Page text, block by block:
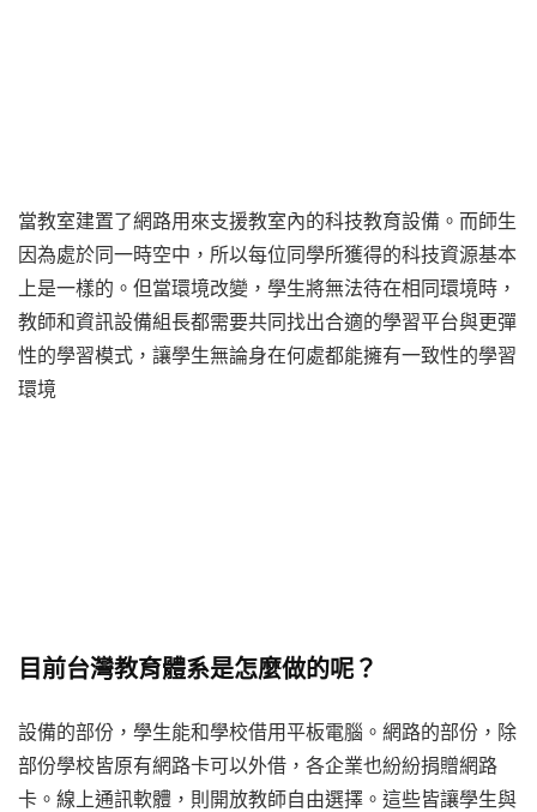
當教室建置了網路用來支援教室內的科技教育設備。而師生
因為處於同一時空中，所以每位同學所獲得的科技資源基本
上是一樣的。但當環境改變，學生將無法待在相同環境時，
教師和資訊設備組長都需要共同找出合適的學習平台與更彈
性的學習模式，讓學生無論身在何處都能擁有一致性的學習
環境
目前台灣教育體系是怎麼做的呢？
設備的部份，學生能和學校借用平板電腦。網路的部份，除
部份學校皆原有網路卡可以外借，各企業也紛紛捐贈網路
卡。線上通訊軟體，則開放教師自由選擇。這些皆讓學生與